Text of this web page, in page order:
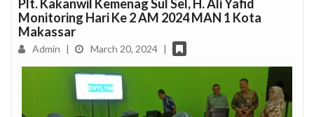
Plt. Kakanwil Kemenag Sul Sel, H. Ali Yafid
Monitoring Hari Ke 2 AM 2024 MAN 1 Kota
Makassar
Admin March 20, 2024